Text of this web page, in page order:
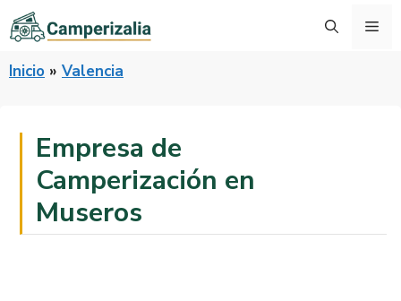
Saltar
al
Inicio » Valencia
Empresa de
Camperización en
Museros